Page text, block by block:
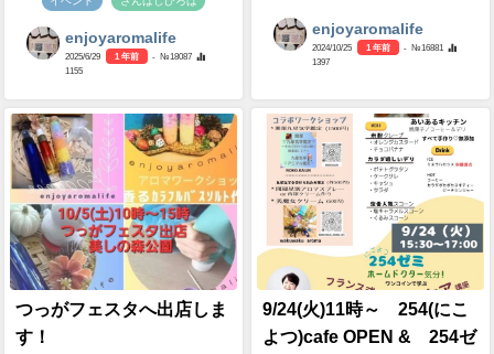
enjoyaromalife
2025/6/29 1 年前
- №18087
1155
enjoyaromalife
2024/10/25 1 年前
- №16881
1397
つっがフェスタへ出店しま
す！
9/24(火)11時～ 254(にこ
よつ)cafe OPEN & 254ゼ